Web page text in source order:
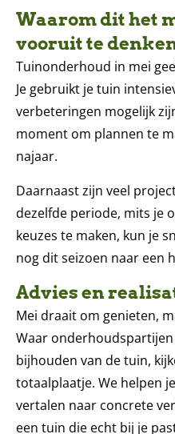
Waarom dit het
vooruit te
Tuinonderhoud in mei
Je gebruikt je tuin
verbeteringen mogelijk
moment om plannen te
najaar.
Daarnaast zijn veel
dezelfde periode, mits je
keuzes te maken, kun je
nog dit seizoen naar een
Advies en
Mei draait om genieten,
Waar
bijhouden van de tuin,
totaalplaatje. We helpen
vertalen naar concrete
een tuin die echt bij je